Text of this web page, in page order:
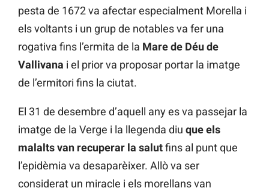
pesta de 1672 va afectar especialment Morella i
els voltants i un grup de notables va fer una
rogativa fins l’ermita de la Mare de Déu de
Vallivana i el prior va proposar portar la imatge
de l’ermitori fins la ciutat.
El 31 de desembre d’aquell any es va passejar la
imatge de la Verge i la llegenda diu que els
malalts van recuperar la salutfins al punt que
l’epidèmia va desaparèixer. Allò va ser
considerat un miracle i els morellans van